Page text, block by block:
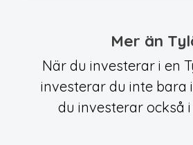
Mer än
När du investerar i en
investerar du inte bara
du investerar också